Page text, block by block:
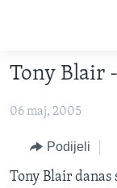
glavni
Pređi
navigaciju
TV PROGRAM
VIDEO
FOTOGRAFIJE
VIJESTI
Tony Blair
06 maj, 2005
Podijeli
Tony Blair